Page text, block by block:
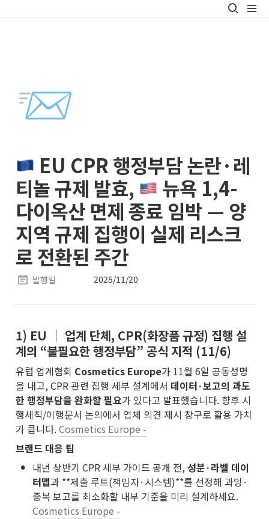
📨
EU CPR 행정부담 논란·레
티놀 규제 발효,
뉴욕 1,4-
다이옥산 면제 종료 임박 — 양
지역 규제 집행이 실제 리스크
로 전환된 주간
발행일 2025/11/20
1) EU │ 업계 단체, CPR(화장품 규정) 집행 설
계의 “불필요한 행정부담” 공식 지적 (11/6)
유럽 업계협회 Cosmetics Europe가 11월 6일 공동성명
을 내고, CPR 관련 집행 세부 설계에서 데이터·보고의 과도
한 행정부담을 완화할 필요가 있다고 발표했습니다. 향후 시
행세칙/이행문서 논의에서 업체 의견 제시 창구로 활용 가치
가 큽니다. Cosmetics Europe -
브랜드 대응 팁
• 내년 상반기 CPR 세부 가이드 공개 전, 성분·라벨 데이
터맵과 **제출 루트(책임자·시스템)**를 선정해 과잉·
Cosmetics Europe -